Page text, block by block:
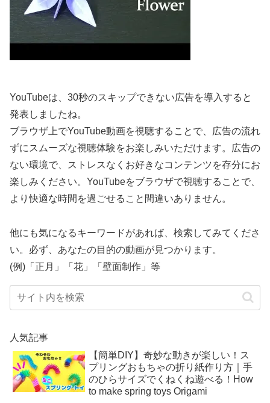
YouTubeは、30秒のスキップできない広告を導入すると
発表しましたね。
ブラウザ上でYouTube動画を視聴することで、広告の流れ
ずにスムーズな視聴体験をお楽しみいただけます。広告の
ない環境で、ストレスなくお好きなコンテンツを存分にお
楽しみください。YouTubeをブラウザで視聴することで、
より快適な時間を過ごせること間違いありません。
他にも気になるキーワードがあれば、検索してみてくださ
い。必ず、あなたの目的の動画が見つかります。
(例)「正月」「花」「壁面制作」等
人気記事
【簡単DIY】奇妙な動きが楽しい！ス
プリングおもちゃの折り紙作り方｜手
のひらサイズでくねくね遊べる！How
to make spring toys Origami